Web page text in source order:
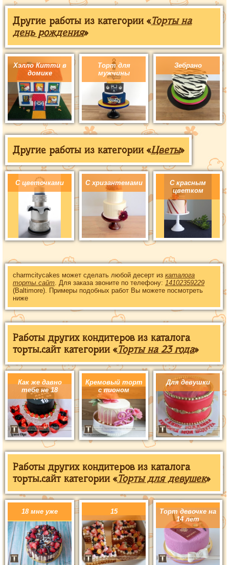
Другие работы из категории «Торты на
день рождения»
Хэлло Китти в
домике
Торт для
мужчины
Зебрано
Другие работы из категории «Цветы»
С цветочками С хризантемами
С красным
цветком
charmcitycakes может сделать любой десерт из каталога
торты.сайт. Для заказа звоните по телефону: 14102359229
(Baltimore). Примеры подобных работ Вы можете посмотреть
ниже
Работы других кондитеров из каталога
торты.сайт категории «Торты на 23 года»
Как же давно
тебе не 18
Кремовый торт
с пионом
Для девушки
Работы других кондитеров из каталога
торты.сайт категории «Торты для девушек»
18 мне уже 15
Торт девочке на
14 лет